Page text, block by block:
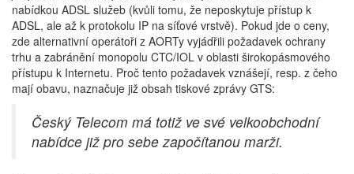
nabídkou ADSL služeb (kvůli tomu, že neposkytuje přístup k
ADSL, ale až k protokolu IP na síťové vrstvě). Pokud jde o ceny,
zde alternativní operátoři z AORTy vyjádřili požadavek ochrany
trhu a zabránění monopolu CTC/IOL v oblasti širokopásmového
přístupu k Internetu. Proč tento požadavek vznášejí, resp. z čeho
mají obavu, naznačuje již obsah tiskové zprávy GTS:
Český Telecom má totiž ve své velkoobchodní
nabídce již pro sebe započítanou marži.